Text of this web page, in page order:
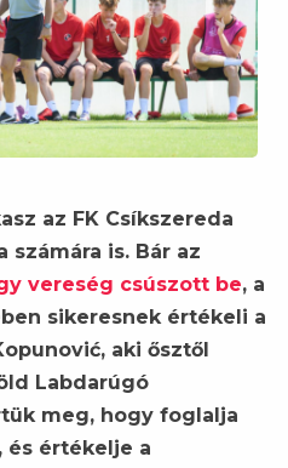
az FK Csíkszereda
számára is. Bár az
vereség csúszott be, a
sikeresnek értékeli a
aki ősztől
Labdarúgó
meg, hogy foglalja
és értékelje a